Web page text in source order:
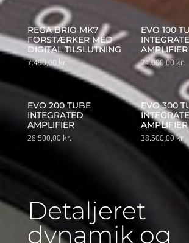
REGA BRIO MK7
FORSTÆRKER MED
DIGITAL TILSLUTNING
7.490,00 kr.
EVO 100
AMPLIFIER
24.000,00 kr.
EVO 200 TUBE
INTEGRATED
AMPLIFIER
28.500,00 kr.
EVO 300
AMPLIFIER
38.500,00kr.
Detaljeret
dynamik og